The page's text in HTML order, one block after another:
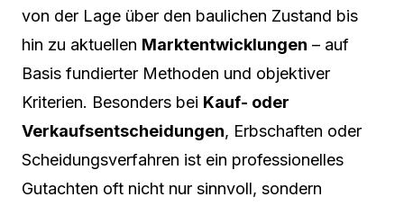
von der Lage über den baulichen Zustand bis
hin zu aktuellen Marktentwicklungen – auf
Basis fundierter Methoden und objektiver
Kriterien. Besonders bei Kauf- oder
Verkaufsentscheidungen, Erbschaften oder
Scheidungsverfahren ist ein professionelles
Gutachten oft nicht nur sinnvoll, sondern